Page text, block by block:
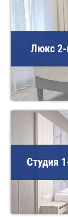
Люкс 2-
Студия